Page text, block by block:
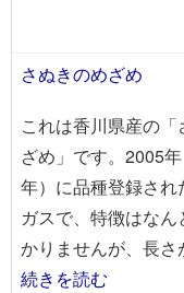
さぬきのめざめ
これは香川県産の「
ざめ」です。2005
年）に品種登録され
ガスで、特徴はな
かりませんが、長
続きを読む